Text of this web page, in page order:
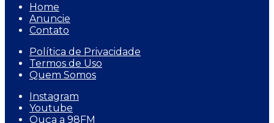
Home
Anuncie
Contato
Política de Privacidade
Termos de Uso
Quem Somos
Instagram
Youtube
Ouça a 98FM